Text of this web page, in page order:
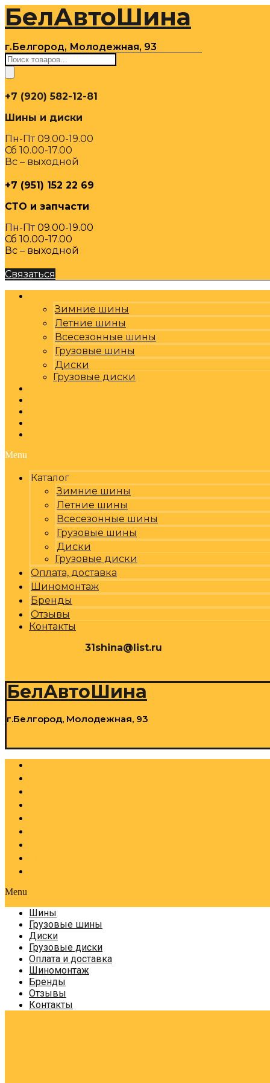
Перейти
содержимому
БелАвтоШина
г.Белгород, Молодежная, 93
Поиск
товаров
+7 (920) 582-12-81
Шины и диски
Пн-Пт 09.00-19.00
Сб 10.00-17.00
Вс – выходной
+7 (951) 152 22 69
СТО и запчасти
Пн-Пт 09.00-19.00
Сб 10.00-17.00
Вс – выходной
Связаться
Зимние шины
Летние шины
Всесезонные шины
Грузовые шины
Диски
Грузовые диски
Menu
Каталог
Зимние шины
Летние шины
Всесезонные шины
Грузовые шины
Диски
Грузовые диски
Оплата, доставка
Шиномонтаж
Бренды
Отзывы
Контакты
31shina@list.ru
БелАвтоШина
г.Белгород, Молодежная, 93
Menu
Шины
Грузовые шины
Диски
Грузовые диски
Оплата и доставка
Шиномонтаж
Бренды
Отзывы
Контакты